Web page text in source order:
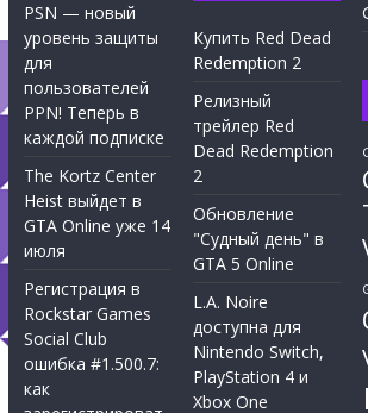
PSN — новый
уровень защиты
для
пользователей
PPN! Теперь в
каждой подписке
The Kortz Center
Heist выйдет в
GTA Online уже 14
июля
Регистрация в
Rockstar Games
Social Club
ошибка #1.500.7:
как
Купить Red Dead
Redemption 2
Релизный
трейлер Red
Dead Redemption
2
Обновление
"Судный день" в
GTA 5 Online
L.A. Noire
доступна для
Nintendo Switch,
PlayStation 4 и
Xbox One